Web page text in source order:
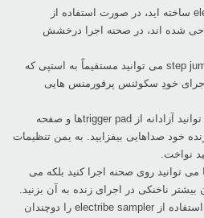
سکوئنسی که در ‏electribe sampler‏ ساخته اید، در صورت استفاده از
شده اند، در صحنه اجرا درخشش
برای مثال با استفاده از کارکرد ‏step jump‏ می توانید مستقیماً به استپی که
‏اجرای خودِ سکوئنس پرفورمنس هایی
با ‏electribe sampler‏ همچنین می توانید آزادانه از ‏trigger padها و صفحه
خود صداهایی بیفزایید. به یمن تنظیمات
نواخت.‏
توانید روی صحنه اجرا کنید بلکه می
ناخنکی در اجرای زنده به آن بزنید.
تغییرات اینچنینی در دینامیک لذت استفاده از ‏electribe ‎sampler‏ را دوچندان